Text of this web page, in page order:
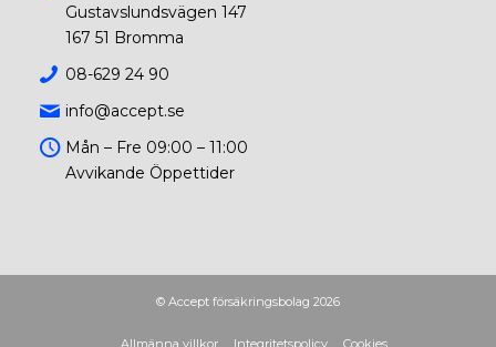
Gustavslundsvägen 147
167 51 Bromma
08-629 24 90
info@accept.se
Mån – Fre 09:00 – 11:00
Avvikande Öppettider
© Accept försäkringsbolag 2026
Allmänna villkor Integritetspolicy Cookies